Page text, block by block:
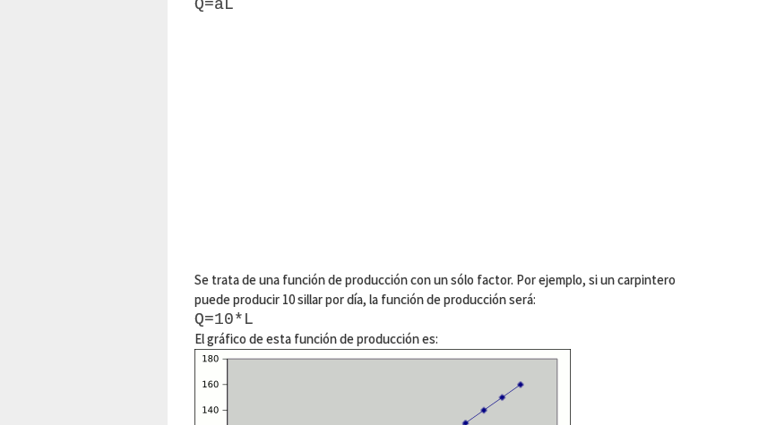
Q=aL
Se trata de una función de producción con un sólo factor. Por ejemplo, si un carpintero
puede producir 10 sillar por día, la función de producción será:
Q=10*L
El gráfico de esta función de producción es: